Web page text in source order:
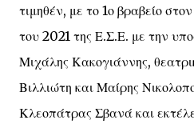
τιμηθέν, με το 1ο βραβείο
του 2021 της Ε.Σ.Ε. με την
Μιχάλης Κακογιάννης,
Βιλλιώτη και Μαίρης
Κλεοπάτρας Σβανά και